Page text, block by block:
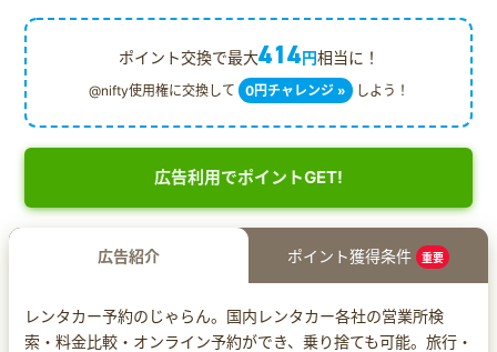
ポイント交換で最大414円相当に！
@nifty使用権に交換して 0円チャレンジ » しよう！
広告利用でポイントGET!
広告紹介 ポイント獲得条件 重要
レンタカー予約のじゃらん。国内レンタカー各社の営業所検
索・料金比較・オンライン予約ができ、乗り捨ても可能。旅行・